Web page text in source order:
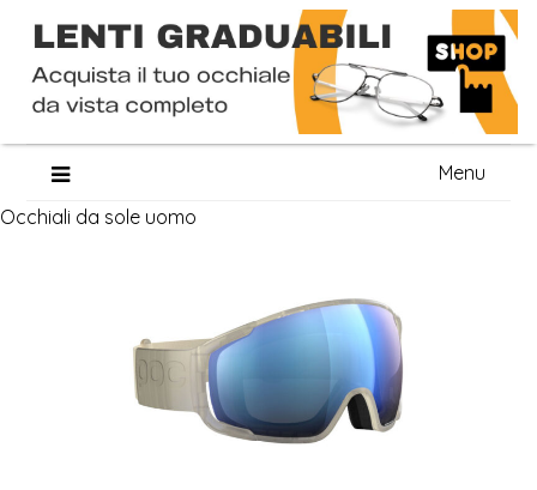
content
Menu
Occhiali da sole uomo